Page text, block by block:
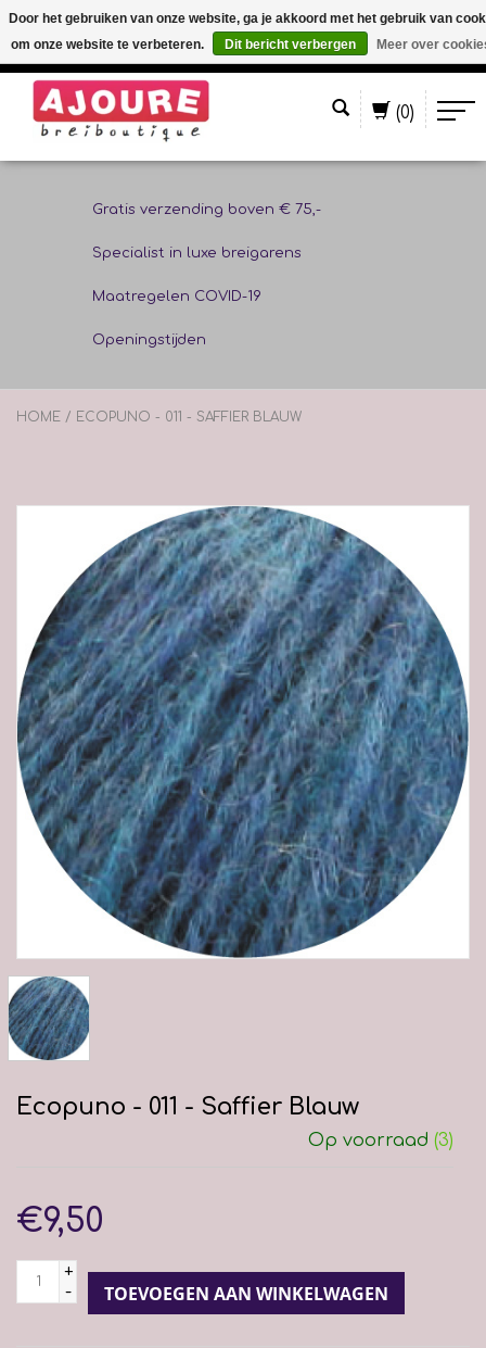
(0)
Gratis verzending boven € 75,-
Specialist in luxe breigarens
Maatregelen COVID-19
Openingstijden
HOME / ECOPUNO - 011 - SAFFIER BLAUW
Ecopuno - 011 - Saffier Blauw
Op voorraad (3)
€9,50
+
-
TOEVOEGEN AAN WINKELWAGEN
Door het gebruiken van onze website, ga je akkoord met het gebruik van
om onze website te verbeteren.
Dit bericht verbergen Meer over